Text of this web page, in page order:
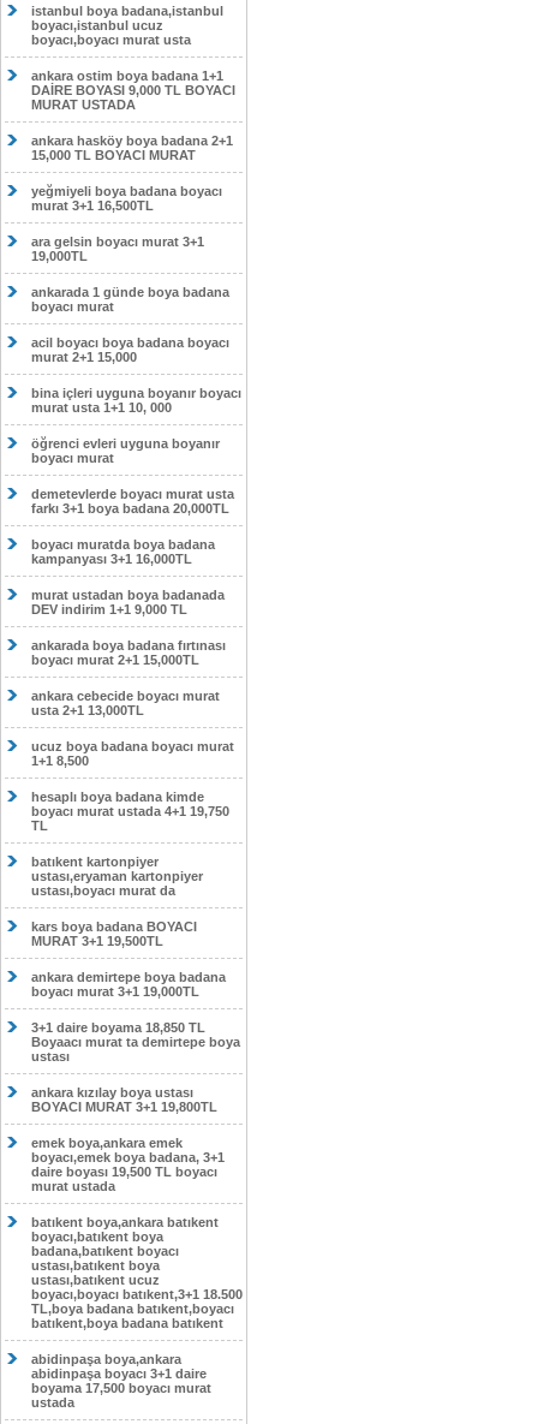
istanbul boya badana,istanbul
boyacı,istanbul ucuz
boyacı,boyacı murat usta
ankara ostim boya badana 1+1
DAİRE BOYASI 9,000 TL BOYACI
MURAT USTADA
ankara hasköy boya badana 2+1
15,000 TL BOYACI MURAT
yeğmiyeli boya badana boyacı
murat 3+1 16,500TL
ara gelsin boyacı murat 3+1
19,000TL
ankarada 1 günde boya badana
boyacı murat
acil boyacı boya badana boyacı
murat 2+1 15,000
bina içleri uyguna boyanır boyacı
murat usta 1+1 10, 000
öğrenci evleri uyguna boyanır
boyacı murat
demetevlerde boyacı murat usta
farkı 3+1 boya badana 20,000TL
boyacı muratda boya badana
kampanyası 3+1 16,000TL
murat ustadan boya badanada
DEV indirim 1+1 9,000 TL
ankarada boya badana fırtınası
boyacı murat 2+1 15,000TL
ankara cebecide boyacı murat
usta 2+1 13,000TL
ucuz boya badana boyacı murat
1+1 8,500
hesaplı boya badana kimde
boyacı murat ustada 4+1 19,750
TL
batıkent kartonpiyer
ustası,eryaman kartonpiyer
ustası,boyacı murat da
kars boya badana BOYACI
MURAT 3+1 19,500TL
ankara demirtepe boya badana
boyacı murat 3+1 19,000TL
3+1 daire boyama 18,850 TL
Boyaacı murat ta demirtepe boya
ustası
ankara kızılay boya ustası
BOYACI MURAT 3+1 19,800TL
emek boya,ankara emek
boyacı,emek boya badana, 3+1
daire boyası 19,500 TL boyacı
murat ustada
batıkent boya,ankara batıkent
boyacı,batıkent boya
badana,batıkent boyacı
ustası,batıkent boya
ustası,batıkent ucuz
boyacı,boyacı batıkent,3+1 18.500
TL,boya badana batıkent,boyacı
batıkent,boya badana batıkent
abidinpaşa boya,ankara
abidinpaşa boyacı 3+1 daire
boyama 17,500 boyacı murat
ustada